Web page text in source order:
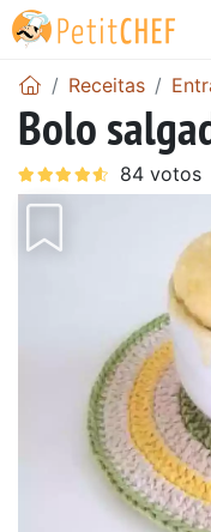
Receitas
Bolo